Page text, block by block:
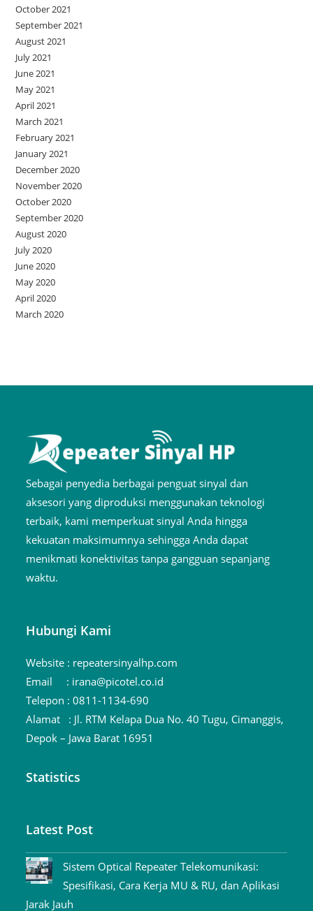
October 2021
September 2021
August 2021
July 2021
June 2021
May 2021
April 2021
March 2021
February 2021
January 2021
December 2020
November 2020
October 2020
September 2020
August 2020
July 2020
June 2020
May 2020
April 2020
March 2020
Sebagai penyedia berbagai penguat sinyal dan
aksesori yang diproduksi menggunakan teknologi
terbaik, kami memperkuat sinyal Anda hingga
kekuatan maksimumnya sehingga Anda dapat
menikmati konektivitas tanpa gangguan sepanjang
waktu.
Hubungi Kami
Website : repeatersinyalhp.com
Email : irana@picotel.co.id
Telepon :0811-1134-690
Alamat : Jl. RTM Kelapa Dua No. 40 Tugu, Cimanggis,
Depok – Jawa Barat 16951
Statistics
Latest Post
Sistem Optical Repeater Telekomunikasi:
Spesifikasi, Cara Kerja MU & RU, dan Aplikasi
Jarak Jauh